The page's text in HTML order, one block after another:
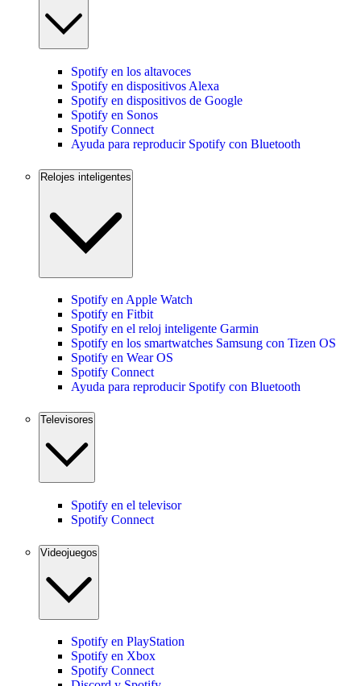
Spotify en los altavoces
Spotify en dispositivos Alexa
Spotify en dispositivos de Google
Spotify en Sonos
Spotify Connect
Ayuda para reproducir Spotify con Bluetooth
Relojes inteligentes
Spotify en Apple Watch
Spotify en Fitbit
Spotify en el reloj inteligente Garmin
Spotify en los smartwatches Samsung con Tizen OS
Spotify en Wear OS
Spotify Connect
Ayuda para reproducir Spotify con Bluetooth
Televisores
Spotify en el televisor
Spotify Connect
Videojuegos
Spotify en PlayStation
Spotify en Xbox
Spotify Connect